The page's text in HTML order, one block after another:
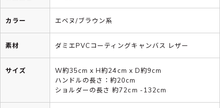
カラー エベヌ/ブラウン系
素材 ダミエPVCコーティングキャンバス レザー
サイズ
W約35cm x H約24cm x D約9cm
ハンドルの長さ：約20cm
ショルダーの長さ 約72cm -132cm